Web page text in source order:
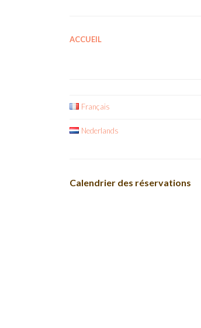
ACCUEIL
Français
Nederlands
Calendrier des réservations